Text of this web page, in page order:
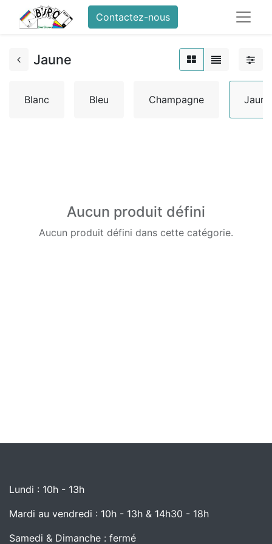
Contactez-nous
Jaune
Blanc Bleu Champagne Jaune
Aucun produit défini
Aucun produit défini dans cette catégorie.
Lundi : 10h - 13h
Mardi au vendredi : 10h - 13h & 14h30 - 18h
Samedi & Dimanche : fermé